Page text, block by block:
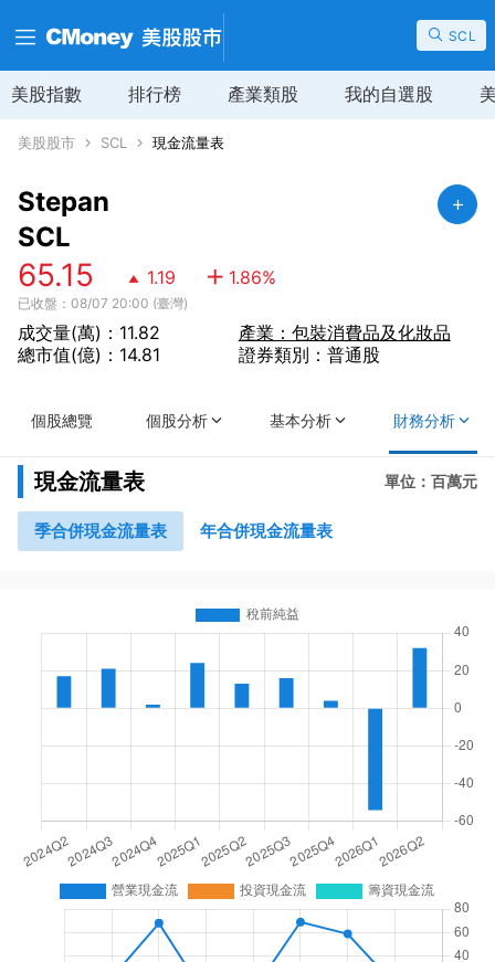
SCL
美股指數 排行榜 產業類股 我的自選股
美股股市 SCL 現金流量表
Stepan
SCL
65.15 1.19 1.86%
已收盤：08/07 20:00 (臺灣)
成交量(萬)：11.82
總市值(億)：14.81
產業：包裝消費品及化妝品
證券類別：普通股
個股總覽 個股分析 基本分析 財務分析
現金流量表 單位：百萬元
季合併現金流量表 年合併現金流量表